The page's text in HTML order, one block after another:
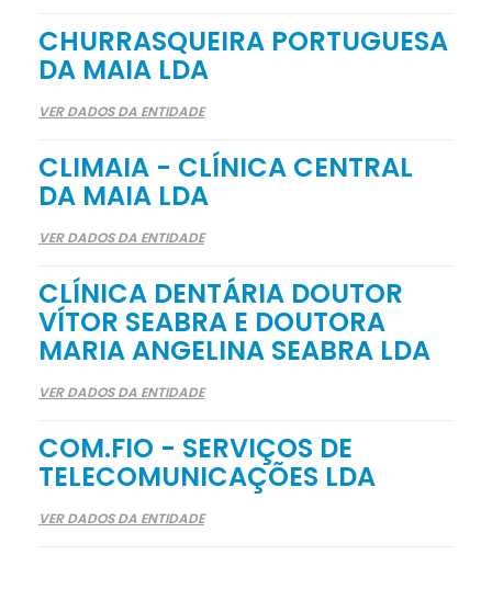
CHURRASQUEIRA PORTUGUESA
DA MAIA LDA
VER DADOS DA ENTIDADE
CLIMAIA - CLÍNICA CENTRAL
DA MAIA LDA
VER DADOS DA ENTIDADE
CLÍNICA DENTÁRIA DOUTOR
VÍTOR SEABRA E DOUTORA
MARIA ANGELINA SEABRA LDA
VER DADOS DA ENTIDADE
COM.FIO - SERVIÇOS DE
TELECOMUNICAÇÕES LDA
VER DADOS DA ENTIDADE